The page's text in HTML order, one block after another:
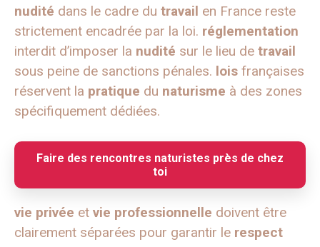
nudité dans le cadre du travail en France reste
strictement encadrée par la loi. réglementation
interdit d’imposer la nudité sur le lieu de travail
sous peine de sanctions pénales. lois françaises
réservent la pratique du naturisme à des zones
spécifiquement dédiées.
Faire des rencontres naturistes près de chez
toi
vie privée et vie professionnelle doivent être
clairement séparées pour garantir le respect